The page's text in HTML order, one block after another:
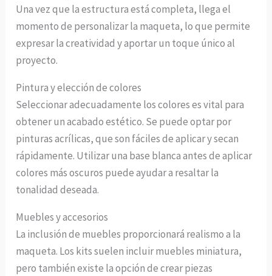
Una vez que la estructura está completa, llega el
momento de personalizar la maqueta, lo que permite
expresar la creatividad y aportar un toque único al
proyecto.
Pintura y elección de colores
Seleccionar adecuadamente los colores es vital para
obtener un acabado estético. Se puede optar por
pinturas acrílicas, que son fáciles de aplicar y secan
rápidamente. Utilizar una base blanca antes de aplicar
colores más oscuros puede ayudar a resaltar la
tonalidad deseada.
Muebles y accesorios
La inclusión de muebles proporcionará realismo a la
maqueta. Los kits suelen incluir muebles miniatura,
pero también existe la opción de crear piezas